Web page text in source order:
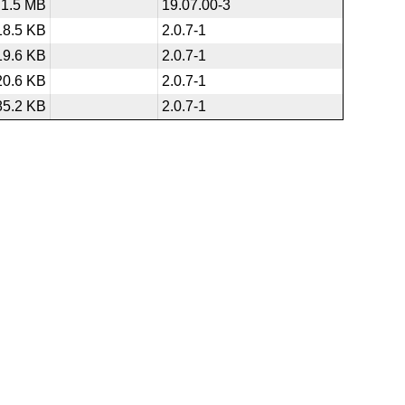
1.5 MB
19.07.00-3
KB
2.0.7-1
KB
2.0.7-1
KB
2.0.7-1
KB
2.0.7-1